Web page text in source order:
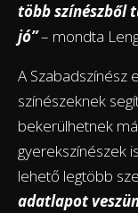
több színészből
jó”– mondta
A Szabadszínész
színészeknek
bekerülhetnek
gyerekszínészek
lehető legtöbb
adatlapot